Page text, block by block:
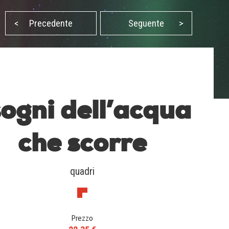
< Precedente Seguente >
dell’acqua
che scorre
quadri
Prezzo